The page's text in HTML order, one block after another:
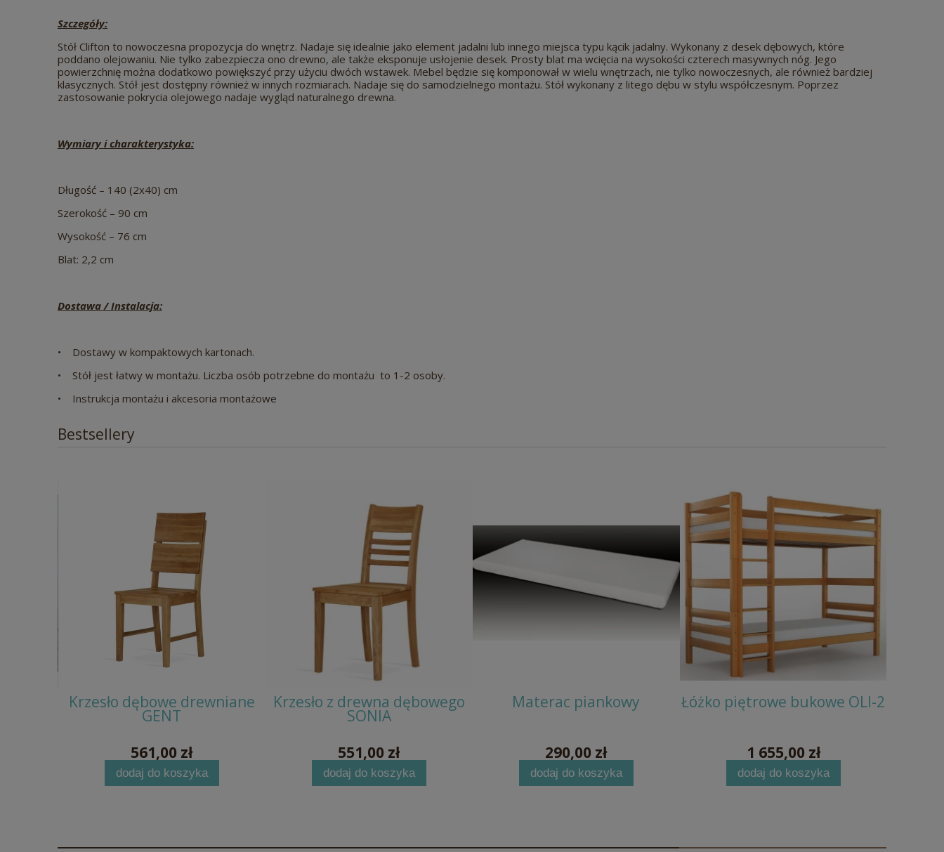
Szczegóły:
Stół Clifton to nowoczesna propozycja do wnętrz. Nadaje się idealnie jako element jadalni lub innego miejsca typu kącik jadalny. Wykonany z desek dębowych, które
poddano olejowaniu. Nie tylko zabezpiecza ono drewno, ale także eksponuje usłojenie desek. Prosty blat ma wcięcia na wysokości czterech masywnych nóg. Jego
powierzchnię można dodatkowo powiększyć przy użyciu dwóch wstawek. Mebel będzie się komponował w wielu wnętrzach, nie tylko nowoczesnych, ale również bardziej
klasycznych. Stół jest dostępny również w innych rozmiarach. Nadaje się do samodzielnego montażu. Stół wykonany z litego dębu w stylu współczesnym. Poprzez
zastosowanie pokrycia olejowego nadaje wygląd naturalnego drewna.
Wymiary i charakterystyka:
Długość – 140 (2x40) cm
Szerokość – 90 cm
Wysokość – 76 cm
Blat: 2,2 cm
Dostawa / Instalacja:
• Dostawy w kompaktowych kartonach.
• Stół jest łatwy w montażu. Liczba osób potrzebne do montażu to 1-2 osoby.
• Instrukcja montażu i akcesoria montażowe
Bestsellery
Krzesło dębowe drewniane
GENT
561,00 zł
dodaj do koszyka
Krzesło z drewna dębowego
SONIA
551,00 zł
dodaj do koszyka
Materac piankowy
290,00 zł
dodaj do koszyka
Łóżko piętrowe bukowe OLI-2
1 655,00 zł
dodaj do koszyka